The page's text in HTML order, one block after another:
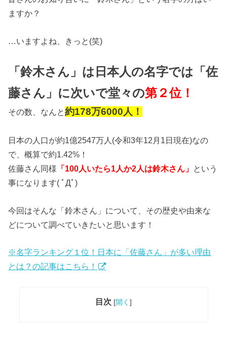
ますか？
…いますよね、きっと(笑)
「鈴木さん」は日本人の名字では「佐
藤さん」に次いで堂々の第２位！
その数、なんと約178万6000人！
日本の人口が約1億2547万人(令和3年12月1日現在)なの
で、概算で約1.42%！
佐藤さん同様 「100人いたら1人か2人は鈴木さん」 という
事になります( ﾟДﾟ)
今回はそんな「鈴木さん」について、その歴史や由来な
どについて調べていきたいと思います！
※名字ランキング１位！日本に「佐藤さん」が多い理由
とは？の記事はこちら！
目次 [開く ]